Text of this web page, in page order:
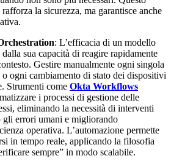
la sicurezza, ma garantisce anche
: L’efficacia di un modello
sua capacità di reagire rapidamente
Gestire manualmente ogni singola
o ogni cambiamento di stato dei dispositivi
Strumenti come Okta Workflows
i processi di gestione delle
eliminando la necessità di interventi
gli errori umani e migliorando
operativa. L’automazione permette
in tempo reale, applicando la filosofia
sempre” in modo scalabile.